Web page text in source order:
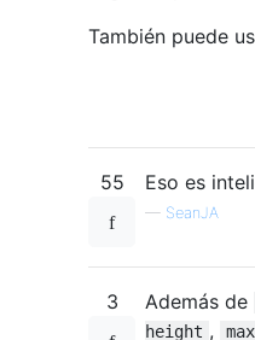
También puede
55 Eso es
— SeanJA
3 Además de
height ,